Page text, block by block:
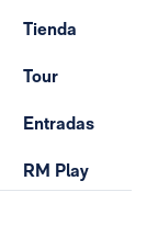
Tienda
Tour
Entradas
RM Play